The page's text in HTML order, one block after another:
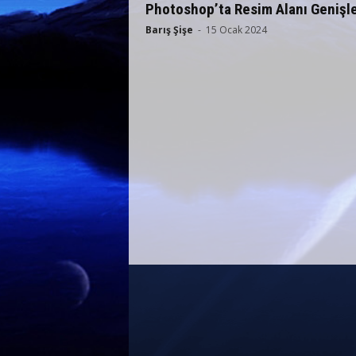
Photoshop’ta Resim Alanı
Barış Şişe - 15 Ocak 2024